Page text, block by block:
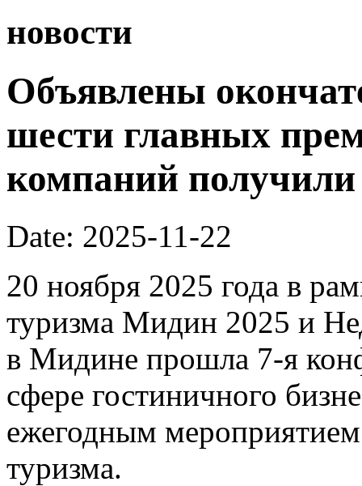
новости
Объявлены
шести главных
компаний
Date: 2025-11-22
20 ноября 2025 года в
туризма Мидин 2025 и
в Мидине прошла 7-я
сфере гостиничного
ежегодным
туризма.